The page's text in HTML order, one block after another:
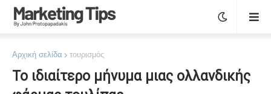
Αρχική σελίδα τουρισμός
Το ιδιαίτερο μήνυμα μιας ολλανδικής